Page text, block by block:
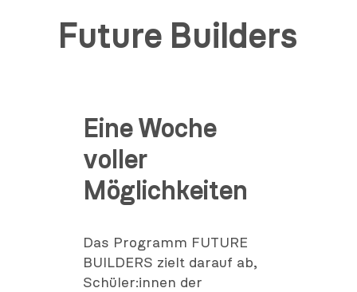
Future Builders
Eine Woche
voller
Möglichkeiten
Das Programm FUTURE
BUILDERS zielt darauf ab,
Schüler:innen der